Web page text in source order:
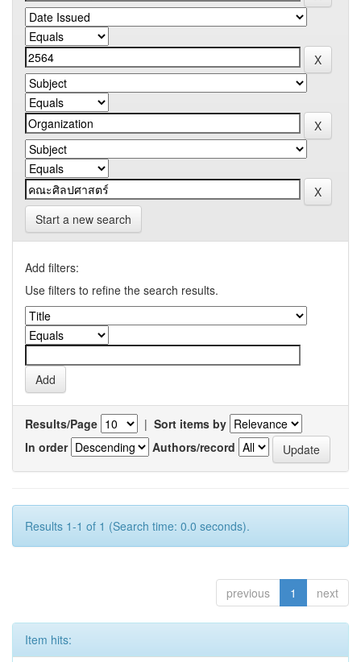
Start a new search
Add filters:
Use filters to refine the search results.
Results/Page | Sort items by
In order
Authors/record
Results 1-1 of 1 (Search time: 0.0 seconds).
previous 1 next
Item hits: